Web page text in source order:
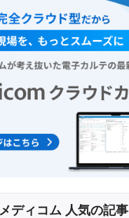
メディコム 人気の記事